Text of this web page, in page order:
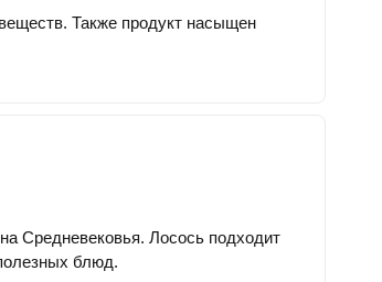
Также продукт насыщен
Средневековья. Лосось подходит
блюд.